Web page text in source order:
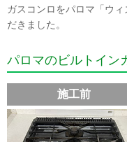
ガスコンロをパロマ「ウ
だきました。
パロマのビルトイン
施工前